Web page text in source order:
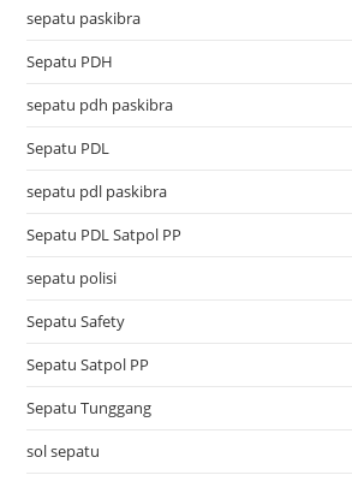
sepatu paskibra
Sepatu PDH
sepatu pdh paskibra
Sepatu PDL
sepatu pdl paskibra
Sepatu PDL Satpol PP
sepatu polisi
Sepatu Safety
Sepatu Satpol PP
Sepatu Tunggang
sol sepatu